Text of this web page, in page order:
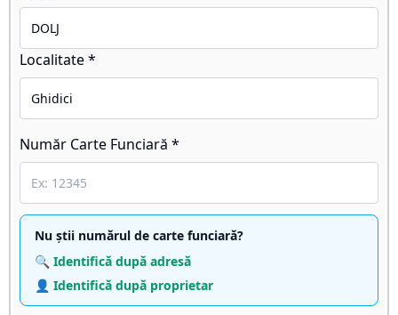
Localitate *
Număr Carte Funciară *
Nu știi numărul de carte funciară?
🔍 Identifică după adresă
👤 Identifică după proprietar